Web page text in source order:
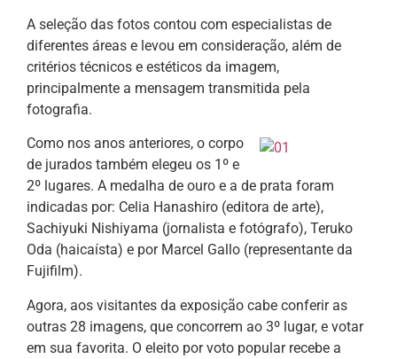
A seleção das fotos contou com especialistas de
diferentes áreas e levou em consideração, além de
critérios técnicos e estéticos da imagem,
principalmente a mensagem transmitida pela
fotografia.
Como nos anos anteriores, o corpo
de jurados também elegeu os 1º e
2º lugares. A medalha de ouro e a de prata foram
indicadas por: Celia Hanashiro (editora de arte),
Sachiyuki Nishiyama (jornalista e fotógrafo), Teruko
Oda (haicaísta) e por Marcel Gallo (representante da
Fujifilm).
Agora, aos visitantes da exposição cabe conferir as
outras 28 imagens, que concorrem ao 3º lugar, e votar
em sua favorita. O eleito por voto popular recebe a